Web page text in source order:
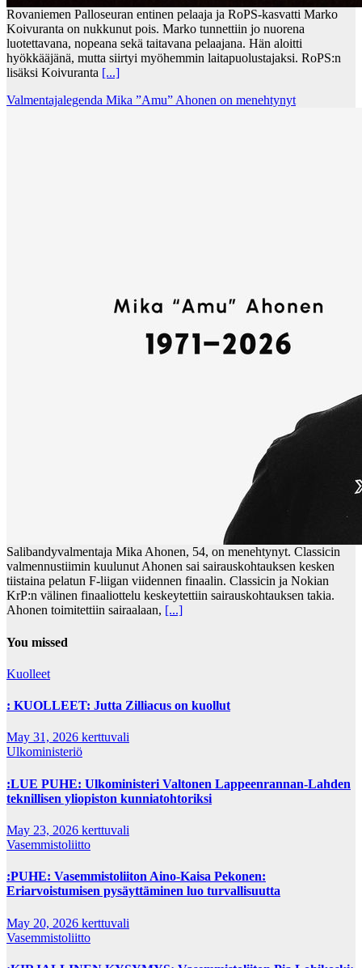
Rovaniemen Palloseuran entinen pelaaja ja RoPS-kasvatti Marko
Koivuranta on nukkunut pois. Marko tunnettiin jo nuorena
luotettavana, nopeana sekä taitavana pelaajana. Hän aloitti
hyökkääjänä, mutta siirtyi myöhemmin laitapuolustajaksi. RoPS:n
lisäksi Koivuranta [...]
Valmentajalegenda Mika ”Amu” Ahonen on menehtynyt
Salibandyvalmentaja Mika Ahonen, 54, on menehtynyt. Classicin
valmennustiimin kuulunut Ahonen sai sairauskohtauksen kesken
tiistaina pelatun F-liigan viidennen finaalin. Classicin ja Nokian
KrP:n välinen finaaliottelu keskeytettiin sairauskohtauksen takia.
Ahonen toimitettiin sairaalaan, [...]
You missed
Kuolleet
: KUOLLEET: Jutta Zilliacus on kuollut
May 31, 2026 kerttuvali
Ulkoministeriö
:LUE PUHE: Ulkoministeri Valtonen Lappeenrannan-Lahden
teknillisen yliopiston kunniatohtoriksi
May 23, 2026 kerttuvali
Vasemmistoliitto
:PUHE: Vasemmistoliiton Aino-Kaisa Pekonen:
Eriarvoistumisen pysäyttäminen luo turvallisuutta
May 20, 2026 kerttuvali
Vasemmistoliitto